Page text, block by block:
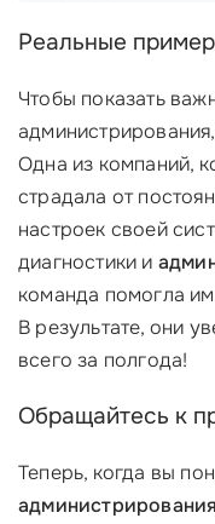
Реальные
Чтобы показать
Одна из компаний,
страдала от
настроек своей
диагностики и
команда помогла им
В результате, они
всего за полгода!
Обращайтесь к
Теперь, когда вы